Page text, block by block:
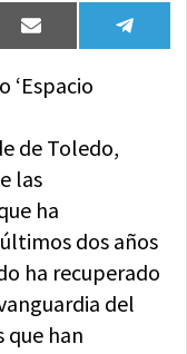
Compartir
en
Email
en
‘Espacio
de Toledo,
las
ha
dos años
ha recuperado
del
que han